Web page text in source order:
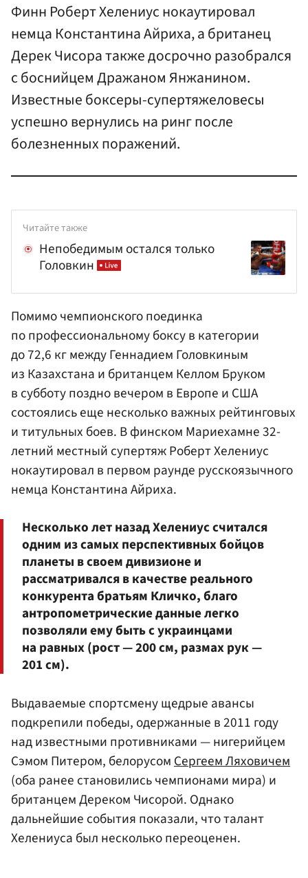
Финн Роберт Хелениус нокаутировал
немца Константина Айриха, а британец
Дерек Чисора также досрочно разобрался
с боснийцем Дражаном Янжанином.
Известные боксеры-супертяжеловесы
успешно вернулись на ринг после
болезненных поражений.
Читайте также
Непобедимым остался только
Головкин
Помимо чемпионского поединка
по профессиональному боксу в категории
до 72,6 кг междуГеннадием Головкиным
из Казахстана и британцем Келлом Бруком
в субботу поздно вечером в Европе и США
состоялись еще несколько важных рейтинговых
и титульных боев. В финском Мариехамне 32-
летний местный супертяжРоберт Хелениус
нокаутировал в первом раунде русскоязычного
немца Константина Айриха.
Несколько лет назад Хелениус считался
одним из самых перспективных бойцов
планеты в своем дивизионе и
рассматривался в качестве реального
конкурента братьям Кличко, благо
антропометрические данные легко
позволяли ему быть с украинцами
на равных (рост — 200 см, размах рук —
201 см).
Выдаваемые спортсмену щедрые авансы
подкрепили победы, одержанные в 2011 году
над известными противниками — нигерийцем
Сэмом Питером, белорусомСергеем Ляховичем
(оба ранее становились чемпионами мира) и
британцем Дереком Чисорой. Однако
дальнейшие события показали, что талант
Хелениуса был несколько переоценен.